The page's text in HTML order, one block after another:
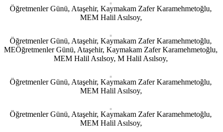
Öğretmenler Günü, Ataşehir, Kaymakam Zafer Karamehmetoğlu,
MEM Halil Asılsoy,
Öğretmenler Günü, Ataşehir, Kaymakam Zafer Karamehmetoğlu,
MEÖğretmenler Günü, Ataşehir, Kaymakam Zafer Karamehmetoğlu,
MEM Halil Asılsoy, M Halil Asılsoy,
Öğretmenler Günü, Ataşehir, Kaymakam Zafer Karamehmetoğlu,
MEM Halil Asılsoy,
Öğretmenler Günü, Ataşehir, Kaymakam Zafer Karamehmetoğlu,
MEM Halil Asılsoy,